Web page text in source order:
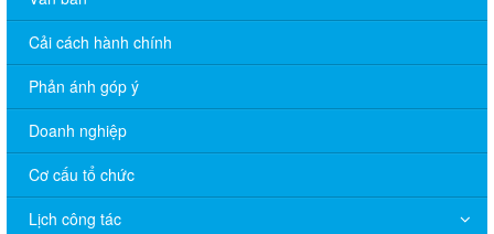
Cải cách hành chính
Phản ánh góp ý
Doanh nghiệp
Cơ cấu tổ chức
Lịch công tác
Thông báo lịch tắt sóng 2G của Viettel trên địa bàn phường
Trảng Bom
Cấp giấy phép xây dựng 132 cho Ông Đào Văn Dũng, CCCD:
036 067 012 608.